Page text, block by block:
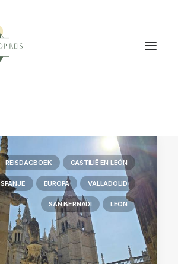
REISDAGBOEK CASTILIË EN LEÓN
SPANJE EUROPA VALLADOLID
SAN BERNADI LEÓN